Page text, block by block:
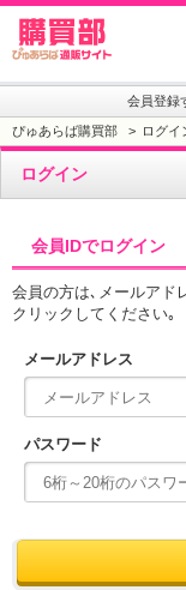
会員登録
ぴゅあらば購買部 ログイ
ログイン
会員IDでログイン
会員の方は､メールアド
クリックしてください｡
メールアドレス
パスワード